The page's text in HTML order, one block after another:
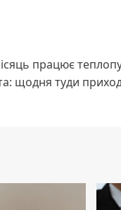
працює
щодня туди